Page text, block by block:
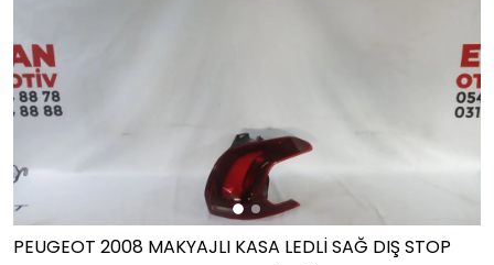
PEUGEOT 2008 MAKYAJLI KASA LEDLİ SAĞ DIŞ STOP